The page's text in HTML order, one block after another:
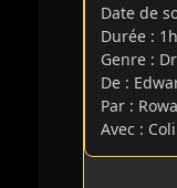
Date de
Durée :
Genre :
De :
Par :
Avec :